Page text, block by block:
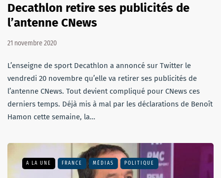
Decathlon retire ses publicités de
l’antenne CNews
21 novembre 2020
L’enseigne de sport Decathlon a annoncé sur Twitter le
vendredi 20 novembre qu’elle va retirer ses publicités de
l’antenne CNews. Tout devient compliqué pour CNews ces
derniers temps. Déjà mis à mal par les déclarations de Benoît
Hamon cette semaine, la…
A LA UNE FRANCE MÉDIAS POLITIQUE